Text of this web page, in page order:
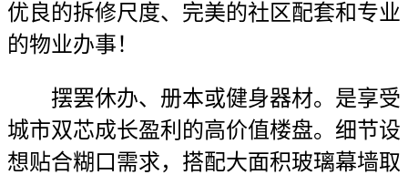
优良的拆修尺度、完美的社区配套和专业
的物业办事！
摆罢休办、册本或健身器材。是享受
城市双芯成长盈利的高价值楼盘。细节设
想贴合糊口需求，搭配大面积玻璃幕墙取